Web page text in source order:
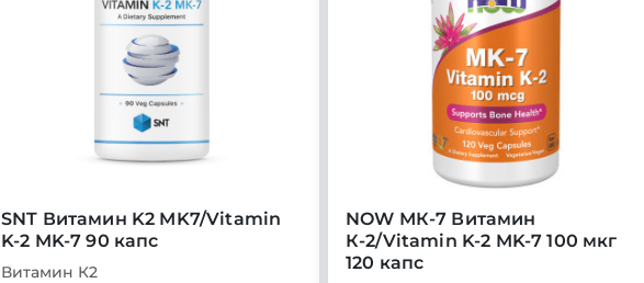
SNT Витамин K2 MK7/Vitamin
K-2 MK-7 90 капс
Витамин К2
NOW МК-7 Витамин
К-2/Vitamin K-2 MK-7 100 мкг
120 капс